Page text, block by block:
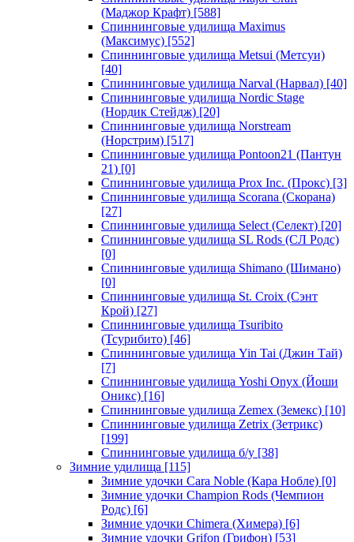
(Маджор Крафт) [588]
Спиннинговые удилища Maximus
(Максимус) [552]
Спиннинговые удилища Metsui (Метсуи)
[40]
Спиннинговые удилища Narval (Нарвал) [40]
Спиннинговые удилища Nordic Stage
(Нордик Стейдж) [20]
Спиннинговые удилища Norstream
(Норстрим) [517]
Спиннинговые удилища Pontoon21 (Пантун
21) [0]
Спиннинговые удилища Prox Inc. (Прокс) [3]
Спиннинговые удилища Scorana (Скорана)
[27]
Спиннинговые удилища Select (Селект) [20]
Спиннинговые удилища SL Rods (СЛ Родс)
[0]
Спиннинговые удилища Shimano (Шимано)
[0]
Спиннинговые удилища St. Croix (Сэнт
Крой) [27]
Спиннинговые удилища Tsuribito
(Тсурибито) [46]
Спиннинговые удилища Yin Tai (Джин Тай)
[7]
Спиннинговые удилища Yoshi Onyx (Йоши
Оникс) [16]
Спиннинговые удилища Zemex (Земекс) [10]
Спиннинговые удилища Zetrix (Зетрикс)
[199]
Спиннинговые удилища б/у [38]
Зимние удилища [115]
Зимние удочки Cara Noble (Кара Нобле) [0]
Зимние удочки Champion Rods (Чемпион
Родс) [6]
Зимние удочки Chimera (Химера) [6]
Зимние удочки Grifon (Грифон) [53]